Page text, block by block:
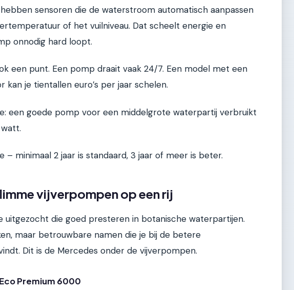
sensoren die de waterstroom automatisch aanpassen
of het vuilniveau. Dat scheelt energie en
onnodig hard loopt.
een punt. Een pomp draait vaak 24/7. Een model met een
kan je tientallen euro’s per jaar schelen.
een goede pomp voor een middelgrote waterpartij verbruikt
– minimaal 2 jaar is standaard, 3 jaar of meer is beter.
vijverpompen op een rij
uitgezocht die goed presteren in botanische waterpartijen.
maar betrouwbare namen die je bij de betere
Dit is de Mercedes onder de vijverpompen.
Premium 6000